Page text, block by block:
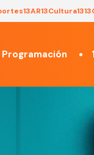
AR13Cultura13
Programación